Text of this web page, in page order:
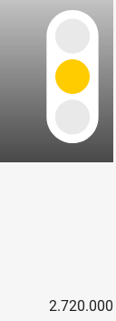
2.720.000